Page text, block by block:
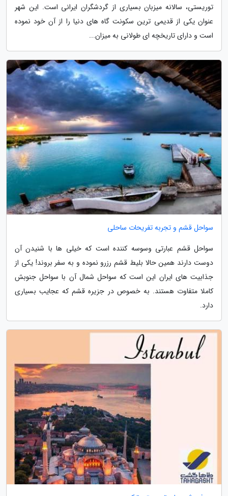
توریستی، سالانه میزبان بسیاری از گردشگران ایرانی است. این شهر
عنوان یکی از قدیمی ترین سکونت گاه های دنیا را از آن خود نموده
است و دارای تاریخچه ای طولانی به میزان...
سواحل قشم و تجربه تفریحات ساحلی
سواحل قشم عبارتی وسوسه کننده است که خیلی ها با شنیدن آن
دوست دارند همین حالا بلیط قشم رزرو نموده و به سفر بروند! یکی از
جذابیت های ایران این است که سواحل شمال آن با سواحل جنوبش
کاملا متفاوت هستند. به خصوص در جزیره قشم که عجایب بسیاری
دارد.